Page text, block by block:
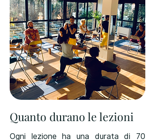
Quanto durano le lezioni
Ogni lezione ha una durata di 70